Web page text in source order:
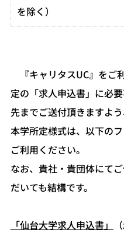
を除く）
『キャリタスUC』をご
定の「求人申込書」に必
先までご送付頂きますよ
本学所定様式は、以下の
ご利用ください。
なお、貴社・貴団体にて
だいても結構です。
「仙台大学求人申込書」